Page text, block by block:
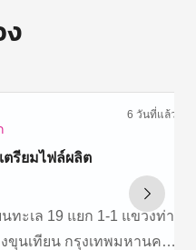
ง
6 วันที่แล้ว
ตรียมไฟล์ผลิต
ทะเล 19 แยก 1-1 แขวงท่า
ขุนเทียน กรุงเทพมหานคร